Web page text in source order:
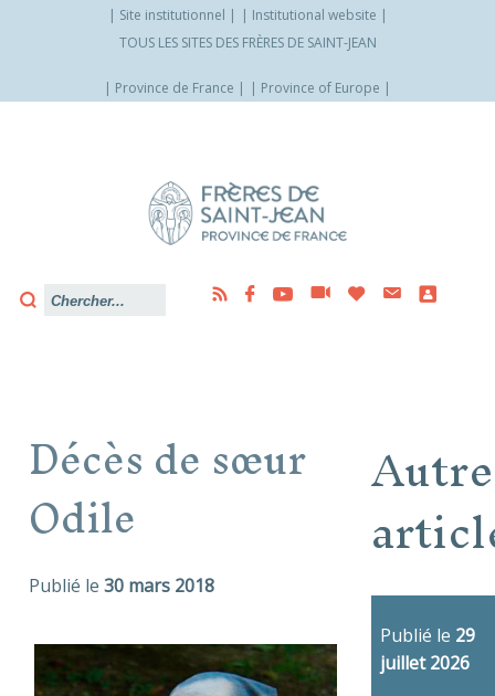
Site institutionnel
Institutional website
TOUS LES SITES DES FRÈRES DE SAINT-JEAN
Province de France
Province of Europe
Décès de sœur
Odile
Publié le 30 mars 2018
Publié le 29
juillet 2026